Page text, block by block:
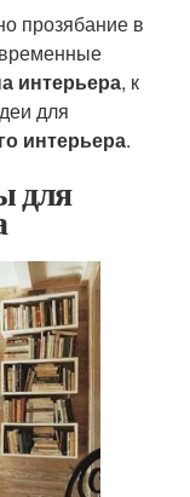
прозябание в
интерьера, к
для
интерьера.
для